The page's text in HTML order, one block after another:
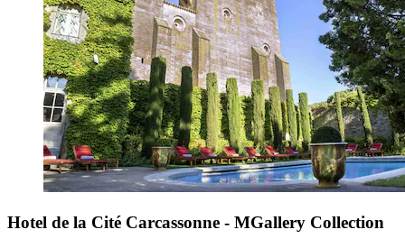
Hotel de la Cité Carcassonne - MGallery Collection